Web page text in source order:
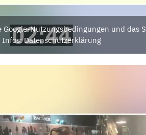
Nutzungsbedingungen und das
Infos: Datenschutzerklärung